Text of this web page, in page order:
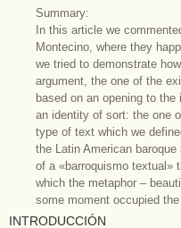
Summary:
In this article we
Montecino, where they
we tried to demonstrate
argument, the one of the
based on an opening to
an identity of sort: the one
type of text which we
the Latin American
of a «barroquismo textual»
which the metaphor –
some moment occupied
INTRODUCCIÓN